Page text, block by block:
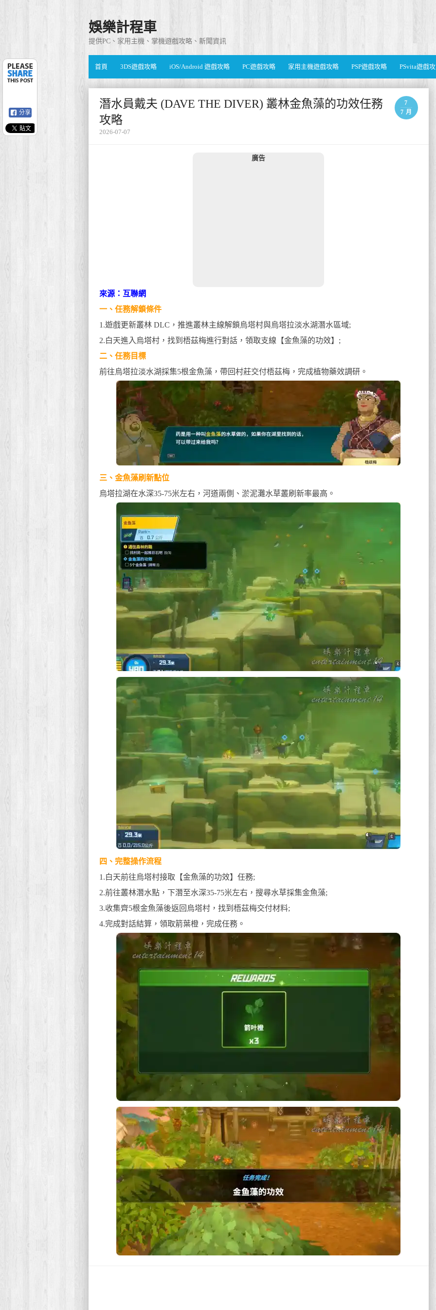
娛樂計程車
提供PC、家用主機、掌機遊戲攻略、新聞資訊
首頁 3DS遊戲攻略 iOS/Android 遊戲攻略 PC遊戲攻略 家用主機遊戲攻略 PSP遊戲攻略 PSvita遊戲
潛水員戴夫 (DAVE THE DIVER) 叢林金魚藻的功效任務
攻略
7
7 月
2026-07-07
廣告
來源：互聯網
一、任務解鎖條件
1.遊戲更新叢林 DLC，推進叢林主線解鎖烏塔村與烏塔拉淡水湖潛水區域;
2.白天進入烏塔村，找到梧茲梅進行對話，領取支線【金魚藻的功效】;
二、任務目標
前往烏塔拉淡水湖採集5根金魚藻，帶回村莊交付梧茲梅，完成植物藥效調研。
三、金魚藻刷新點位
烏塔拉湖在水深35-75米左右，河道兩側、淤泥灘水草叢刷新率最高。
四、完整操作流程
1.白天前往烏塔村接取【金魚藻的功效】任務;
2.前往叢林潛水點，下潛至水深35-75米左右，搜尋水草採集金魚藻;
3.收集齊5根金魚藻後返回烏塔村，找到梧茲梅交付材料;
4.完成對話結算，領取箭葉橙，完成任務。
分享